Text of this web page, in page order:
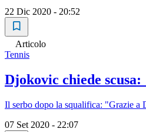
22 Dic 2020 - 20:52
Articolo
Tennis
Djokovic chiede
Il serbo dopo la squalifica: "Grazie a
07 Set 2020 - 22:07